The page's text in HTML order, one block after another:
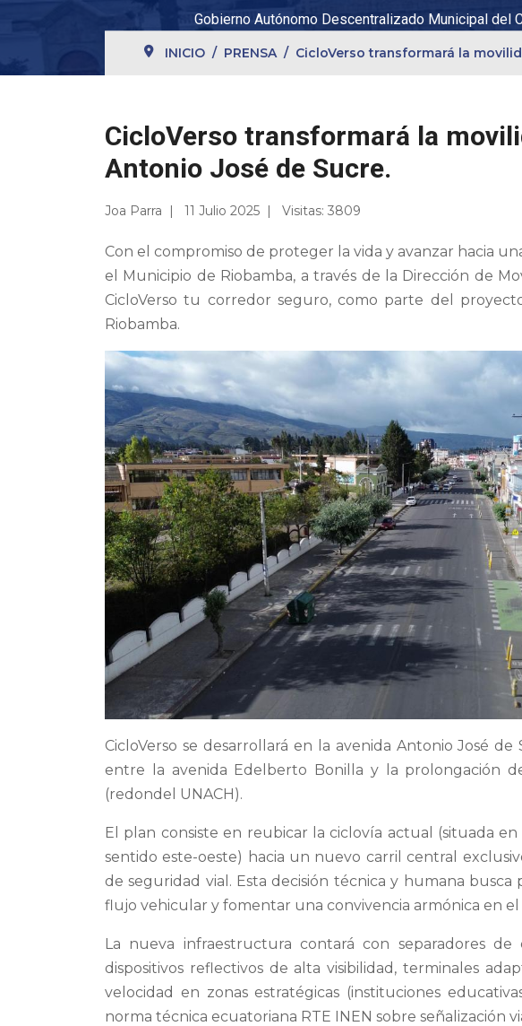
Gobierno Autónomo Descentralizado Municipal del
INICIO PRENSA CicloVerso transformará la
CicloVerso transformará la
Antonio José de Sucre.
Joa Parra 11 Julio 2025 Visitas: 3809
Con el compromiso de proteger la vida y avanzar hacia
el Municipio de Riobamba, a través de la Dirección de
CicloVerso tu corredor seguro, como parte del
Riobamba.
CicloVerso se desarrollará en la avenida Antonio José
entre la avenida Edelberto Bonilla y la prolongación
(redondel UNACH).
El plan consiste en reubicar la ciclovía actual (situada
sentido este-oeste) hacia un nuevo carril central
de seguridad vial. Esta decisión técnica y humana busca
flujo vehicular y fomentar una convivencia armónica en el
La nueva infraestructura contará con separadores
dispositivos reflectivos de alta visibilidad, terminales
velocidad en zonas estratégicas (instituciones
norma técnica ecuatoriana RTE INEN sobre señalización